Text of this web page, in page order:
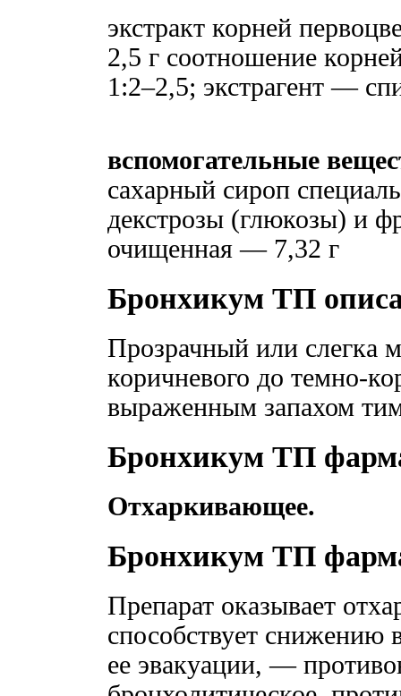
экстракт корней
2,5 г соотношение
1:2–2,5; экстрагент —
вспомогательные
сахарный сироп
декстрозы (глюкозы) и
очищенная — 7,32 г
Бронхикум ТП
Прозрачный или слегка
коричневого до темно-
выраженным запахом
Бронхикум ТП
Отхаркивающее.
Бронхикум ТП
Препарат оказывает
способствует снижению
ее эвакуации, —